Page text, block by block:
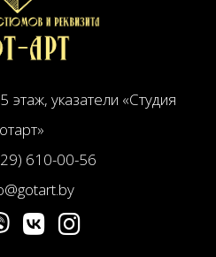
указатели «Студия
610-00-56